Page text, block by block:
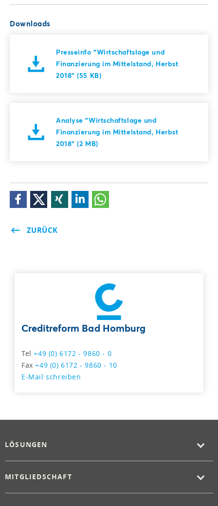
Downloads
Presseinfo "Wirtschaftslage und
Finanzierung im Mittelstand, Herbst
2018" (55 KB)
Analyse "Wirtschaftslage und
Finanzierung im Mittelstand, Herbst
2018" (2 MB)
ZURÜCK
Creditreform Bad Homburg
Tel+49 (0) 6172 - 9860 - 0
Fax+49 (0) 6172 - 9860 - 10
E-Mail schreiben
LÖSUNGEN
MITGLIEDSCHAFT